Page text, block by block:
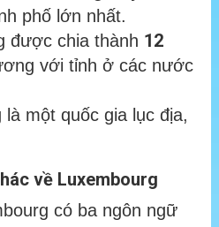
phố lớn nhất.
được chia thành 12
với tỉnh ở các nước
là một quốc gia lục địa,
về Luxembourg
có ba ngôn ngữ